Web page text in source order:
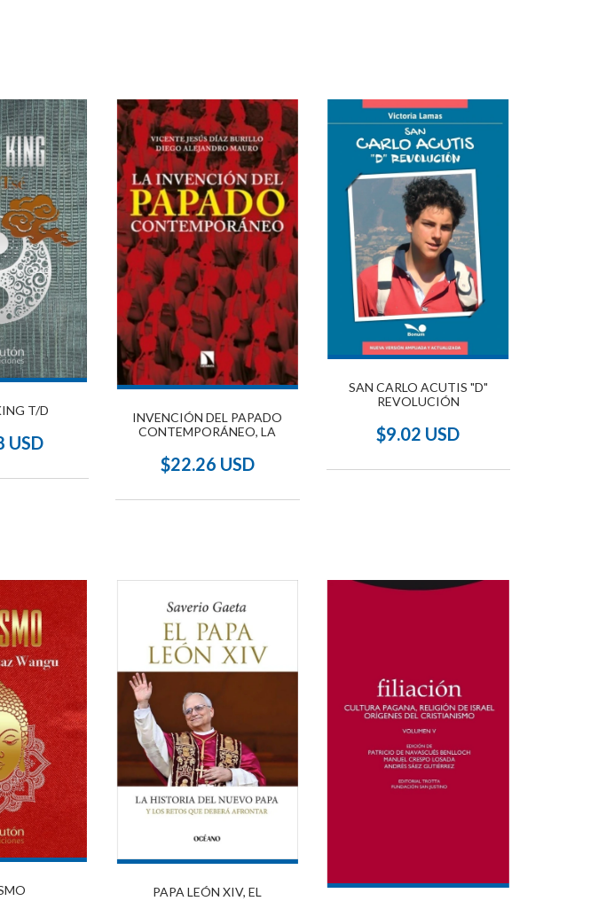
T/D
USD
INVENCIÓN DEL PAPADO
CONTEMPORÁNEO, LA
$22.26 USD
SAN CARLO ACUTIS "D"
REVOLUCIÓN
$9.02 USD
PAPA LEÓN XIV, EL